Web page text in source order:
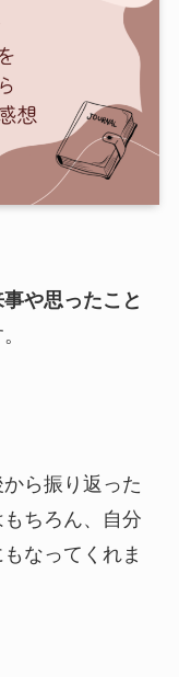
や思ったこと
ら振り返った
ちろん、自分
なってくれま